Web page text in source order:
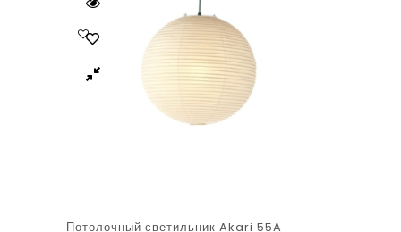
Потолочный светильник Akari 55A